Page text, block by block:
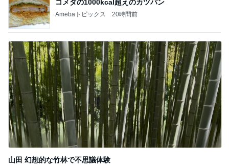
コメダの1000kcal超えのカツパン
Amebaトピックス 20時間前
山田 幻想的な竹林で不思議体験